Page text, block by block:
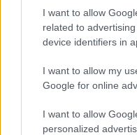
I want to allow
related to
device identifiers in
I want to allow my
Google for online
I want to allow
personalized
Ανακοίνωση για
του 3χρονου
της Κυριακής (15/
Ρόδου.
Στην ανακοίνωση
«Με θλίψη, το